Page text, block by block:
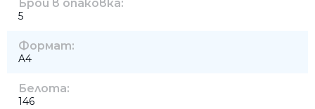
Брой в опаковка:
5
Формат:
A4
Белота:
146